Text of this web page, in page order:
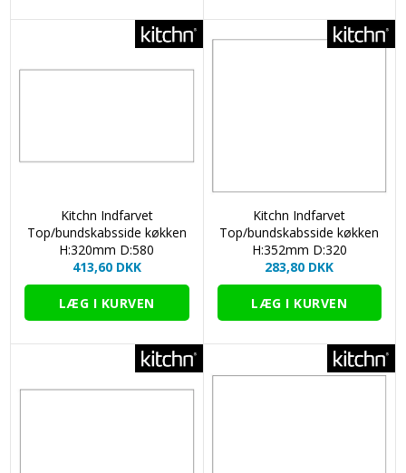
Kitchn Indfarvet
Top/bundskabsside køkken
H:320mm D:580
413,60 DKK
Kitchn Indfarvet
Top/bundskabsside køkken
H:352mm D:320
283,80 DKK